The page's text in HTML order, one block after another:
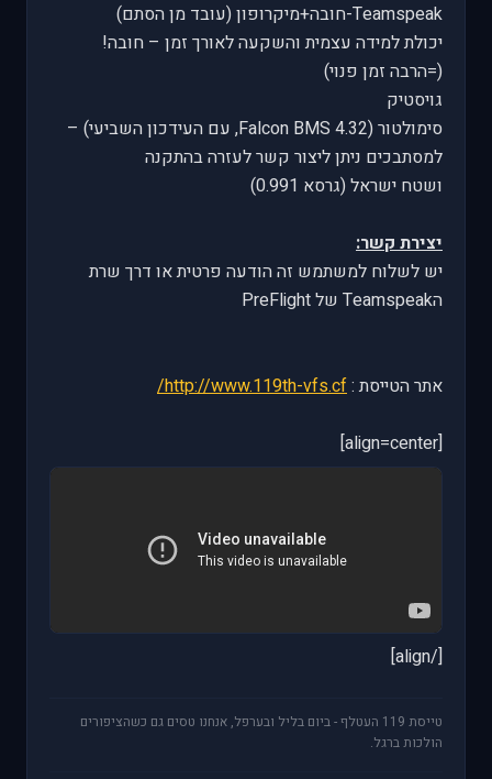
Teamspeak-חובה+מיקרופון (עובד מן הסתם)
יכולת למידה עצמית והשקעה לאורך זמן – חובה!
(=הרבה זמן פנוי)
גויסטיק
סימולטור (Falcon BMS 4.32, עם העידכון השביעי) –
למסתבכים ניתן ליצור קשר לעזרה בהתקנה
ושטח ישראל (גרסא 0.991)
יצירת קשר:
יש לשלוח למשתמש זה הודעה פרטית או דרך שרת
הTeamspeak של PreFlight
אתר הטייסת :http://www.119th-vfs.cf/
[align=center]
[/align]
טייסת 119 העטלף - ביום בליל ובערפל, אנחנו טסים גם כשהציפורים
הולכות ברגל.